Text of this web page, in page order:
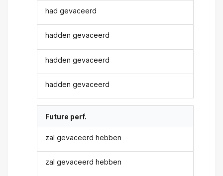
had gevaceerd
hadden gevaceerd
hadden gevaceerd
hadden gevaceerd
Future perf.
zal gevaceerd hebben
zal gevaceerd hebben